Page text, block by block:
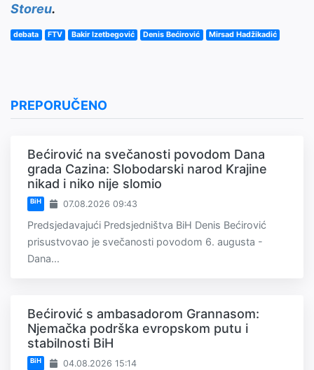
Storeu.
debata FTV Bakir Izetbegović Denis Bećirović Mirsad Hadžikadić
PREPORUČENO
Bećirović na svečanosti povodom Dana
grada Cazina: Slobodarski narod Krajine
nikad i niko nije slomio
BiH 07.08.2026 09:43
Predsjedavajući Predsjedništva BiH Denis Bećirović
prisustvovao je svečanosti povodom 6. augusta -
Dana...
Bećirović s ambasadorom Grannasom:
Njemačka podrška evropskom putu i
stabilnosti BiH
BiH 04.08.2026 15:14